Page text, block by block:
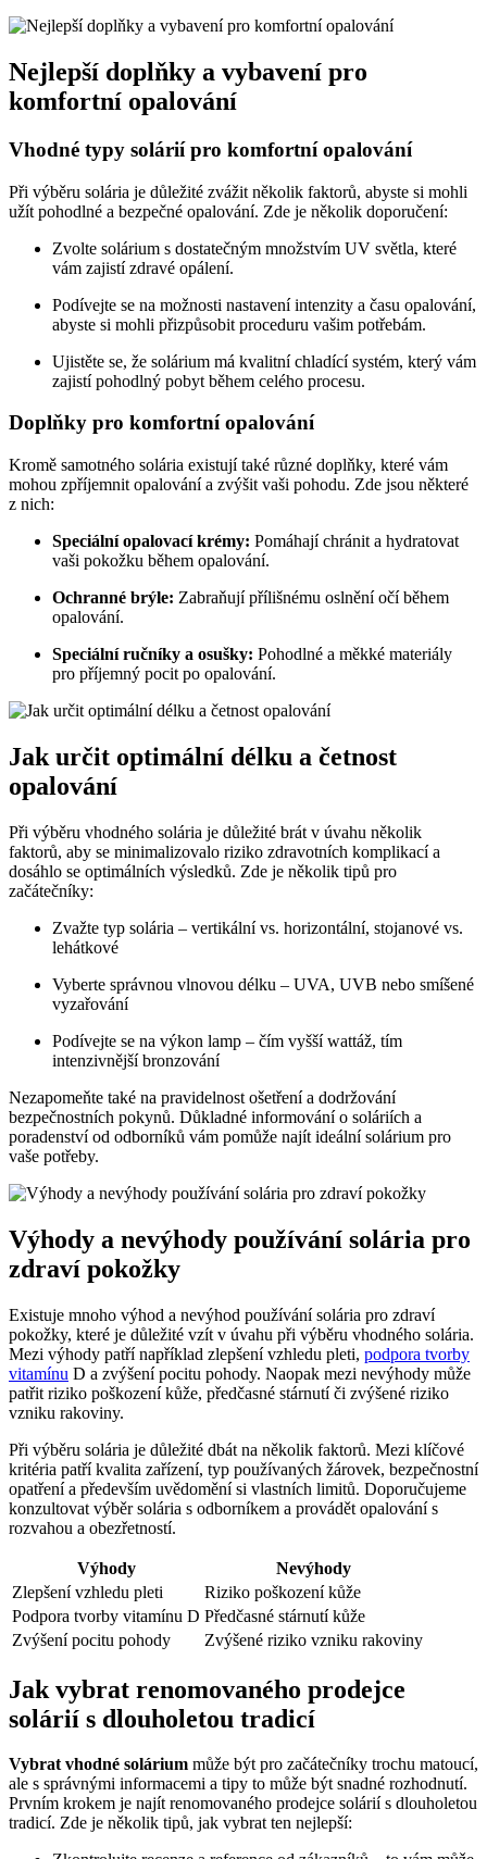
Nejlepší doplňky a vybavení pro
komfortní opalování
Vhodné typy solárií pro komfortní opalování
Při výběru solária je důležité zvážit několik faktorů, abyste si mohli
užít pohodlné a bezpečné opalování. Zde je několik doporučení:
Zvolte solárium s dostatečným množstvím UV světla, které
vám zajistí zdravé opálení.
Podívejte se na možnosti nastavení intenzity a času opalování,
abyste si mohli přizpůsobit proceduru vašim potřebám.
Ujistěte se, že solárium má kvalitní chladící systém, který vám
zajistí pohodlný pobyt během celého procesu.
Doplňky pro komfortní opalování
Kromě samotného solária existují také různé doplňky, které vám
mohou zpříjemnit opalování a zvýšit vaši pohodu. Zde jsou některé
z nich:
Speciální opalovací krémy: Pomáhají chránit a hydratovat
vaši pokožku během opalování.
Ochranné brýle: Zabraňují přílišnému oslnění očí během
opalování.
Speciální ručníky a osušky: Pohodlné a měkké materiály
pro příjemný pocit po opalování.
Jak určit optimální délku a četnost
opalování
Při výběru vhodného solária je důležité brát v úvahu několik
faktorů, aby se minimalizovalo riziko zdravotních komplikací a
dosáhlo se optimálních výsledků. Zde je několik tipů pro
začátečníky:
Zvažte typ solária – vertikální vs. horizontální, stojanové vs.
lehátkové
Vyberte správnou vlnovou délku – UVA, UVB nebo smíšené
vyzařování
Podívejte se na výkon lamp – čím vyšší wattáž, tím
intenzivnější bronzování
Nezapomeňte také na pravidelnost ošetření a dodržování
bezpečnostních pokynů. Důkladné informování o soláriích a
poradenství od odborníků vám pomůže najít ideální solárium pro
vaše potřeby.
Výhody a nevýhody používání solária pro
zdraví pokožky
Existuje mnoho výhod a nevýhod používání solária pro zdraví
pokožky, které je důležité vzít v úvahu při výběru vhodného solária.
Mezi výhody patří například zlepšení vzhledu pleti, podpora tvorby
vitamínu D a zvýšení pocitu pohody. Naopak mezi nevýhody může
patřit riziko poškození kůže, předčasné stárnutí či zvýšené riziko
vzniku rakoviny.
Při výběru solária je důležité dbát na několik faktorů. Mezi klíčové
kritéria patří kvalita zařízení, typ používaných žárovek, bezpečnostní
opatření a především uvědomění si vlastních limitů. Doporučujeme
konzultovat výběr solária s odborníkem a provádět opalování s
rozvahou a obezřetností.
Výhody
Nevýhody
Zlepšení vzhledu pleti
Riziko poškození kůže
Podpora tvorby vitamínu D Předčasné stárnutí kůže
Zvýšení pocitu pohody
Zvýšené riziko vzniku rakoviny
Jak vybrat renomovaného prodejce
solárií s dlouholetou tradicí
Vybrat vhodné solárium může být pro začátečníky trochu matoucí,
ale s správnými informacemi a tipy to může být snadné rozhodnutí.
Prvním krokem je najít renomovaného prodejce solárií s dlouholetou
tradicí. Zde je několik tipů, jak vybrat ten nejlepší: